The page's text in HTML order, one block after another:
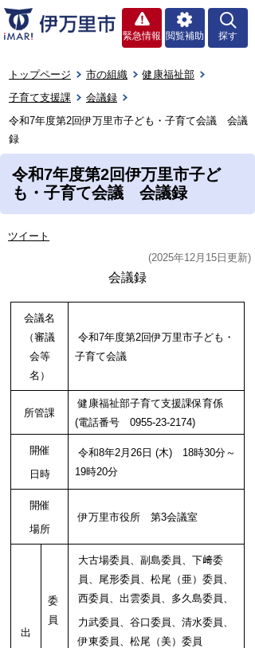
緊急情報 閲覧補助 探す
トップページ 市の組織
健康福祉部
子育て支援課
会議録
令和7年度第2回伊万里市子ども・子育て会議 会議
録
令和7年度第2回伊万里市子ど
も・子育て会議 会議録
ツイート
(2025年12月15日更新)
会議録
会議名
（審議
会等
名）
令和7年度第2回伊万里市子ども・
子育て会議
所管課
健康福祉部子育て支援課保育係
(電話番号 0955-23-2174)
開催
日時
令和8年2月26日 (木) 18時30分～
19時20分
開催
場所
伊万里市役所 第3会議室
出
委
員
大古場委員、副島委員、下﨑委
員、尾形委員、松尾（亜）委員、
西委員、出雲委員、多久島委員、
力武委員、谷口委員、清水委員、
伊東委員、松尾（美）委員